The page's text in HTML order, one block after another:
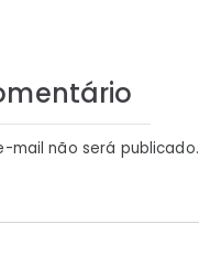
mail não será publicado.